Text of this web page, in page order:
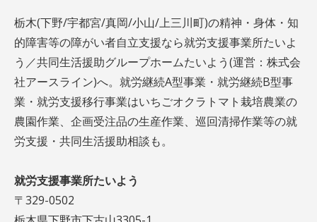
栃木(下野/宇都宮/真岡/小山/上三川町)の精神・身体・知
的障害等の障がい者自立支援なら就労支援事業所たいよ
う／共同生活援助グループホームたいよう(運営：株式会
社アースライン)へ。就労継続A型事業・就労継続B型事
業・就労支援移行事業はいちごオクラトマト栽培農業の
農園作業、企画受注品の生産作業、巡回清掃作業等の就
労支援・共同生活援助相談も。
就労支援事業所たいよう
〒329-0502